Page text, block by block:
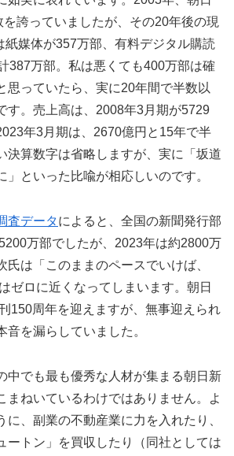
誇っていましたが、その20年後の現
紙媒体が357万部、有料デジタル購読
387万部。私は悪くても400万部は確
思っていたら、実に20年間で半数以
す。売上高は、2008年3月期が5729
年3月期は、2670億円と15年で半
決算数字は省略しますが、実に「坂道
」といった比喩が相応しいのです。
査データによると、全国の新聞発行部
万部でしたが、2023年は約2800万
氏は「このままのペースでいけば、
ゼロに近くなってしまいます。朝日
150周年を迎えますが、無事迎えられ
を漏らしていました。
でも最も優秀な人材が集まる朝日新
まねいているわけではありません。よ
に、副業の不動産業に力を入れたり、
ートン」を買収したり（同社としては